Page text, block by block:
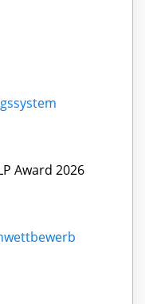
Award 2026